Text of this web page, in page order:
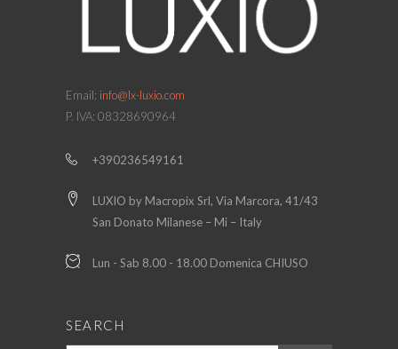
Email: info@lx-luxio.com
P. IVA: 08328690964
+390236549161
LUXIO by Macropix Srl, Via Marcora, 41/43
San Donato Milanese – Mi – Italy
Lun - Sab 8.00 - 18.00 Domenica CHIUSO
SEARCH